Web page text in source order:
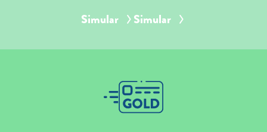
Simular Simular